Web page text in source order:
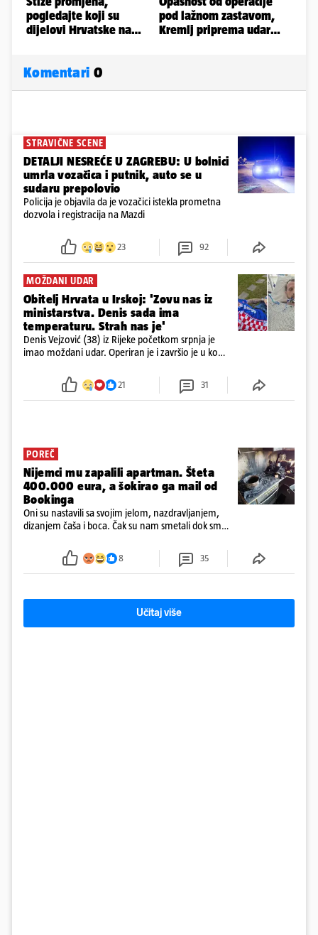
Komentari 0
STRAVIČNE SCENE
DETALJI NESREĆE U ZAGREBU: U bolnici
umrla vozačica i putnik, auto se u
sudaru prepolovio
Policija je objavila da je vozačici istekla prometna
dozvola i registracija na Mazdi
23 92
MOŽDANI UDAR
Obitelj Hrvata u Irskoj: 'Zovu nas iz
ministarstva. Denis sada ima
temperaturu. Strah nas je'
Denis Vejzović (38) iz Rijeke početkom srpnja je
imao moždani udar. Operiran je i završio je u komi.
tamošnji liječnici ne vjeruju u oporavak: 'Imamo
21 31
POREČ
Nijemci mu zapalili apartman. Šteta
400.000 eura, a šokirao ga mail od
Bookinga
Oni su nastavili sa svojim jelom, nazdravljanjem,
dizanjem čaša i boca. Čak su nam smetali dok smo
požar, rekao je vlasnik
8 35
Učitaj više